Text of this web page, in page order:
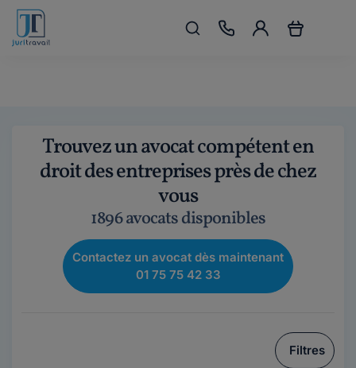
Trouvez un avocat compétent en
droit des entreprises près de chez
vous
1896 avocats disponibles
Contactez un avocat dès maintenant
01 75 75 42 33
Filtres